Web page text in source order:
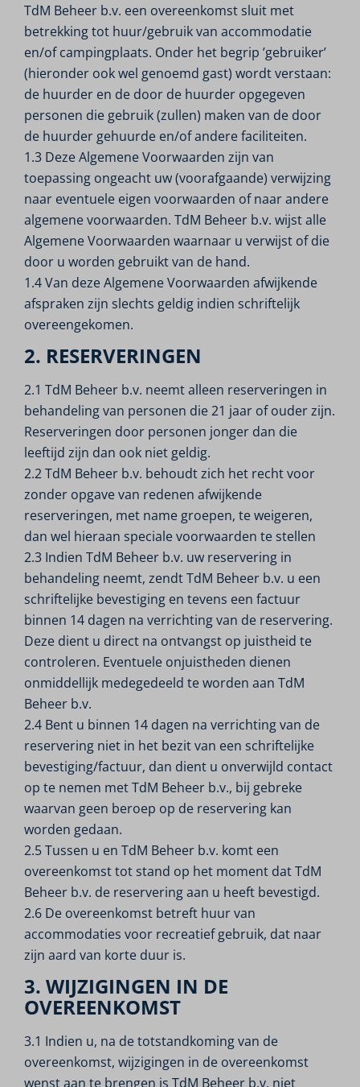
TdM Beheer b.v. een overeenkomst sluit met
betrekking tot huur/gebruik van accommodatie
en/of campingplaats. Onder het begrip ’gebruiker’
(hieronder ook wel genoemd gast) wordt verstaan:
de huurder en de door de huurder opgegeven
personen die gebruik (zullen) maken van de door
de huurder gehuurde en/of andere faciliteiten.
1.3 Deze Algemene Voorwaarden zijn van
toepassing ongeacht uw (voorafgaande) verwijzing
naar eventuele eigen voorwaarden of naar andere
algemene voorwaarden. TdM Beheer b.v. wijst alle
Algemene Voorwaarden waarnaar u verwijst of die
door u worden gebruikt van de hand.
1.4 Van deze Algemene Voorwaarden afwijkende
afspraken zijn slechts geldig indien schriftelijk
overeengekomen.
2. RESERVERINGEN
2.1 TdM Beheer b.v. neemt alleen reserveringen in
behandeling van personen die 21 jaar of ouder zijn.
Reserveringen door personen jonger dan die
leeftijd zijn dan ook niet geldig.
2.2 TdM Beheer b.v. behoudt zich het recht voor
zonder opgave van redenen afwijkende
reserveringen, met name groepen, te weigeren,
dan wel hieraan speciale voorwaarden te stellen
2.3 Indien TdM Beheer b.v. uw reservering in
behandeling neemt, zendt TdM Beheer b.v. u een
schriftelijke bevestiging en tevens een factuur
binnen 14 dagen na verrichting van de reservering.
Deze dient u direct na ontvangst op juistheid te
controleren. Eventuele onjuistheden dienen
onmiddellijk medegedeeld te worden aan TdM
Beheer b.v.
2.4 Bent u binnen 14 dagen na verrichting van de
reservering niet in het bezit van een schriftelijke
bevestiging/factuur, dan dient u onverwijld contact
op te nemen met TdM Beheer b.v., bij gebreke
waarvan geen beroep op de reservering kan
worden gedaan.
2.5 Tussen u en TdM Beheer b.v. komt een
overeenkomst tot stand op het moment dat TdM
Beheer b.v. de reservering aan u heeft bevestigd.
2.6 De overeenkomst betreft huur van
accommodaties voor recreatief gebruik, dat naar
zijn aard van korte duur is.
3. WIJZIGINGEN IN DE
OVEREENKOMST
3.1 Indien u, na de totstandkoming van de
overeenkomst, wijzigingen in de overeenkomst
wenst aan te brengen is TdM Beheer b.v. niet